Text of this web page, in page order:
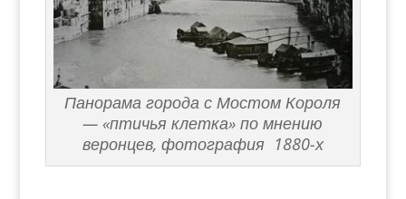
Панорама города с Мостом Короля
— «птичья клетка» по мнению
веронцев, фотография 1880-х